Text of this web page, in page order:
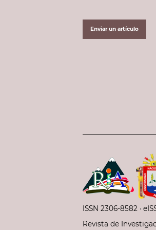
Enviar un artículo
ISSN 2306-8582 ·
Revista de